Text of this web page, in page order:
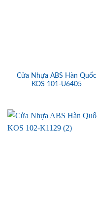
Cửa Nhựa ABS Hàn Quốc
KOS 101-U6405